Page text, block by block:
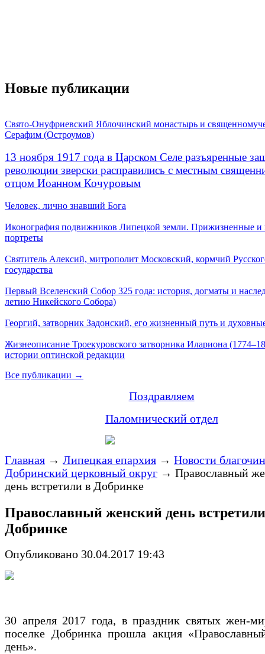
Новые публикации
Свято-Онуфриевский Яблочинский монастырь и
Серафим (Остроумов)
13 ноября 1917 года в Царском Селе разъяренные
революции зверски расправились с местным
отцом Иоанном Кочуровым
Человек, лично знавший Бога
Иконография подвижников Липецкой земли. Прижизненные и
портреты
Святитель Алексий, митрополит Московский, кормчий
государства
Первый Вселенский Собор 325 года: история, догматы и
летию Никейского Собора)
Георгий, затворник Задонский, его жизненный путь и
Жизнеописание Троекуровского затворника Илариона
истории оптинской редакции
Все публикации →
Поздравляем
Паломнический отдел
Главная → Липецкая епархия → Новости
Добринский церковный округ → Православный
день встретили в Добринке
Православный женский день
Добринке
Опубликовано 30.04.2017 19:43
30 апреля 2017 года, в праздник святых жен-
поселке Добринка прошла акция
день».